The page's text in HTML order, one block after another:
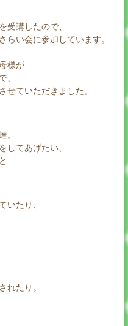
受講したので、
らい会に参加しています。
様が
、
せていただきました。
。
してあげたい、
いたり、
れたり。